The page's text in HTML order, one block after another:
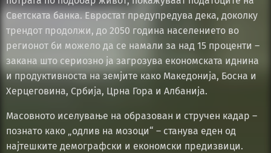
Светската банка. Евростат предупредува дека, доколку
трендот продолжи, до 2050 година населението во
регионот би можело да се намали за над 15 проценти –
закана што сериозно ја загрозува економската иднина
и продуктивноста на земјите како Македонија, Босна и
Херцеговина, Србија, Црна Гора и Албанија.
Масовното иселување на образован и стручен кадар –
познато како „одлив на мозоци“ – станува еден од
најтешките демографски и економски предизвици.